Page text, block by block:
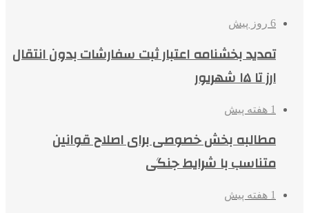
6 روز پیش
تمدید بخشنامه اعتبار ثبت سفارشات بدون انتقال
ارز تا ۱۵ شهریور
1 هفته پیش
مطالبه بخش خصوصی برای اصلاح قوانین
متناسب با شرایط جنگی
1 هفته پیش